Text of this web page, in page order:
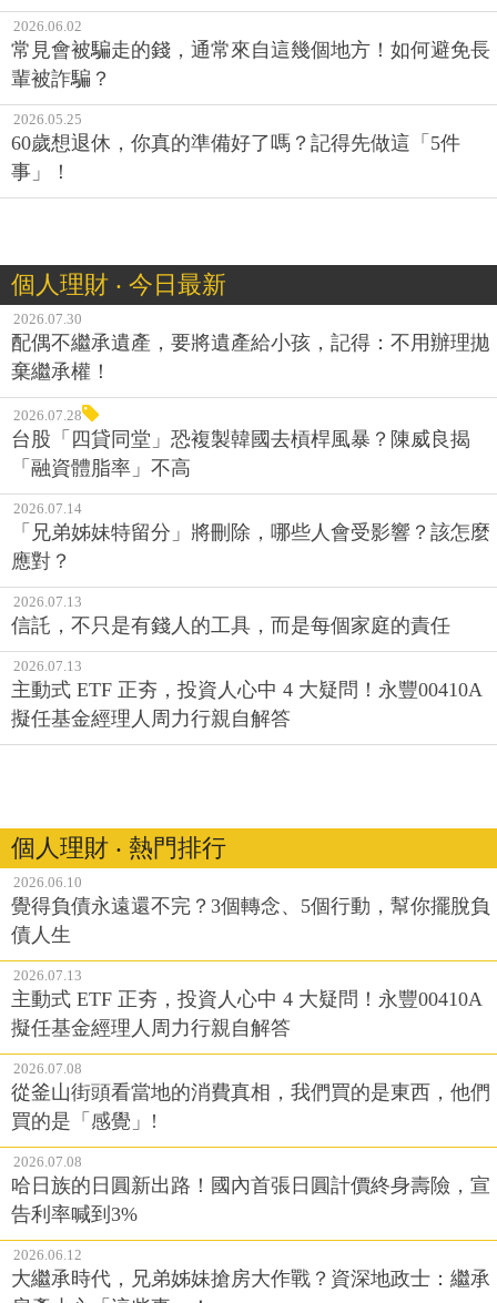
2026.06.02
常見會被騙走的錢，通常來自這幾個地方！如何避免長
輩被詐騙？
2026.05.25
60歲想退休，你真的準備好了嗎？記得先做這「5件
事」！
個人理財 ‧ 今日最新
2026.07.30
配偶不繼承遺產，要將遺產給小孩，記得：不用辦理拋
棄繼承權！
2026.07.28
台股「四貸同堂」恐複製韓國去槓桿風暴？陳威良揭
「融資體脂率」不高
2026.07.14
「兄弟姊妹特留分」將刪除，哪些人會受影響？該怎麼
應對？
2026.07.13
信託，不只是有錢人的工具，而是每個家庭的責任
2026.07.13
主動式 ETF 正夯，投資人心中 4 大疑問！永豐00410A
擬任基金經理人周力行親自解答
個人理財 ‧ 熱門排行
2026.06.10
覺得負債永遠還不完？3個轉念、5個行動，幫你擺脫負
債人生
2026.07.13
主動式 ETF 正夯，投資人心中 4 大疑問！永豐00410A
擬任基金經理人周力行親自解答
2026.07.08
從釜山街頭看當地的消費真相，我們買的是東西，他們
買的是「感覺」!
2026.07.08
哈日族的日圓新出路！國內首張日圓計價終身壽險，宣
告利率喊到3%
2026.06.12
大繼承時代，兄弟姊妹搶房大作戰？資深地政士：繼承